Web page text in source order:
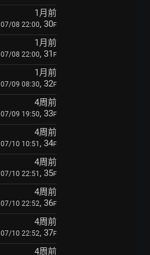
1月前
07/08 22:00, 30F
1月前
07/08 22:00, 31 F
1月前
07/09 08:30, 32F
4周前
07/09 19:50, 33F
4周前
07/10 10:51 , 34F
4周前
07/10 22:51 , 35F
4周前
07/10 22:52, 36F
4周前
07/10 22:52, 37F
4周前